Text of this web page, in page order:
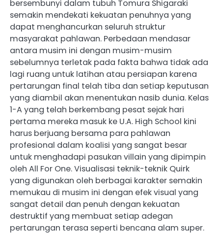
bersembunyi dalam tubuh Tomura Shigaraki
semakin mendekati kekuatan penuhnya yang
dapat menghancurkan seluruh struktur
masyarakat pahlawan. Perbedaan mendasar
antara musim ini dengan musim-musim
sebelumnya terletak pada fakta bahwa tidak ada
lagi ruang untuk latihan atau persiapan karena
pertarungan final telah tiba dan setiap keputusan
yang diambil akan menentukan nasib dunia. Kelas
1-A yang telah berkembang pesat sejak hari
pertama mereka masuk ke U.A. High School kini
harus berjuang bersama para pahlawan
profesional dalam koalisi yang sangat besar
untuk menghadapi pasukan villain yang dipimpin
oleh All For One. Visualisasi teknik-teknik Quirk
yang digunakan oleh berbagai karakter semakin
memukau di musim ini dengan efek visual yang
sangat detail dan penuh dengan kekuatan
destruktif yang membuat setiap adegan
pertarungan terasa seperti bencana alam super.